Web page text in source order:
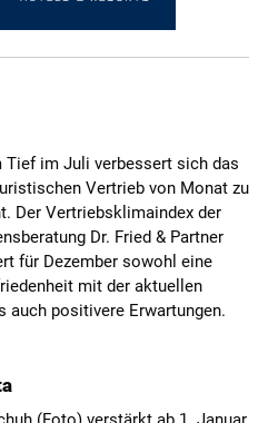
Tief im Juli verbessert sich das
Vertrieb von Monat zu
Der Vertriebsklimaindex der
Dr. Fried & Partner
für Dezember sowohl eine
mit der aktuellen
auch positivere Erwartungen.